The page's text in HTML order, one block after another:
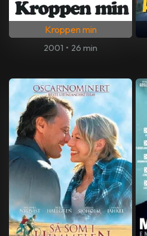
Kroppen min
2001 • 26 min